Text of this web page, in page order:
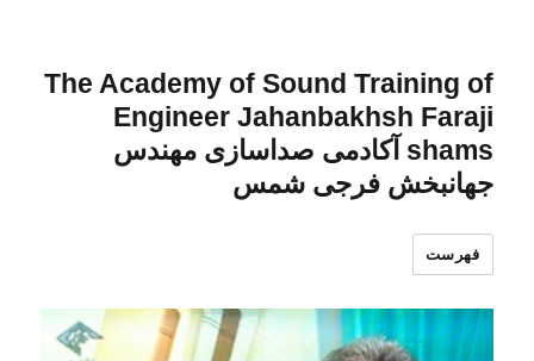
The Academy of Sound Training of
Engineer Jahanbakhsh Faraji
shams آکادمی صداسازی مهندس
جهانبخش فرجی شمس
فهرست